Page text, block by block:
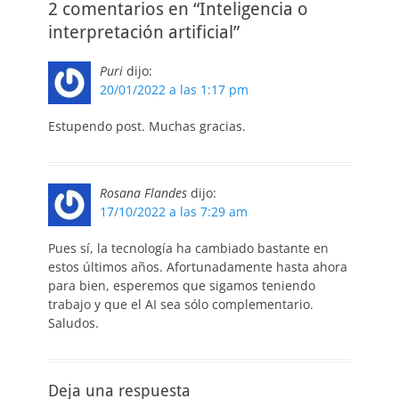
2 comentarios en “Inteligencia o
interpretación artificial”
Puri dijo:
20/01/2022 a las 1:17 pm
Estupendo post. Muchas gracias.
Rosana Flandes dijo:
17/10/2022 a las 7:29 am
Pues sí, la tecnología ha cambiado bastante en
estos últimos años. Afortunadamente hasta ahora
para bien, esperemos que sigamos teniendo
trabajo y que el AI sea sólo complementario.
Saludos.
Deja una respuesta